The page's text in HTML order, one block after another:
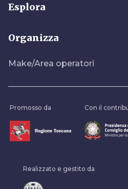
Esplora
Organizza
Make/Area operatori
Promosso da Con il
Realizzato e gestito da